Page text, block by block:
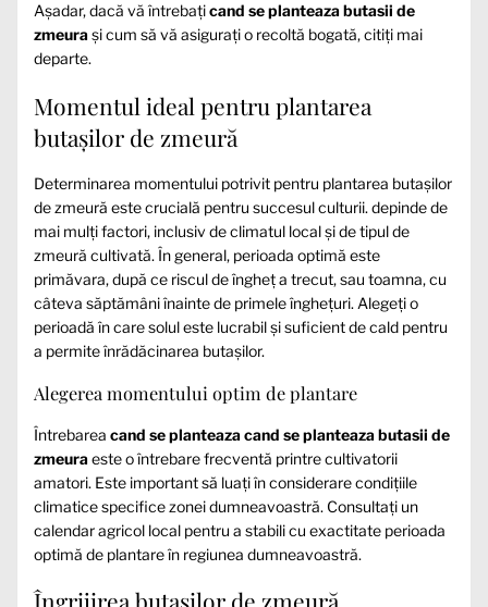
Așadar, dacă vă întrebațicand se planteaza butasii de
zmeurași cum să vă asigurați o recoltă bogată, citiți mai
departe.
Momentul ideal pentru plantarea
butașilor de zmeură
Determinarea momentului potrivit pentru plantarea butașilor
de zmeură este crucială pentru succesul culturii. depinde de
mai mulți factori, inclusiv de climatul local și de tipul de
zmeură cultivată. În general, perioada optimă este
primăvara, după ce riscul de îngheț a trecut, sau toamna, cu
câteva săptămâni înainte de primele înghețuri. Alegeți o
perioadă în care solul este lucrabil și suficient de cald pentru
a permite înrădăcinarea butașilor.
Alegerea momentului optim de plantare
Întrebarea cand se planteaza cand se planteaza butasii de
zmeuraeste o întrebare frecventă printre cultivatorii
amatori. Este important să luați în considerare condițiile
climatice specifice zonei dumneavoastră. Consultați un
calendar agricol local pentru a stabili cu exactitate perioada
optimă de plantare în regiunea dumneavoastră.
Îngrijirea butașilor de zmeură